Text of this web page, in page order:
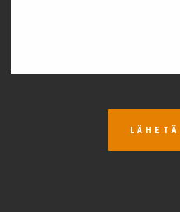
LÄHETÄ